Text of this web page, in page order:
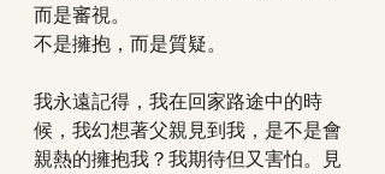
而是審視。
不是擁抱，而是質疑。
我永遠記得，我在回家路途中的時
候，我幻想著父親見到我，是不是會
親熱的擁抱我？我期待但又害怕。見